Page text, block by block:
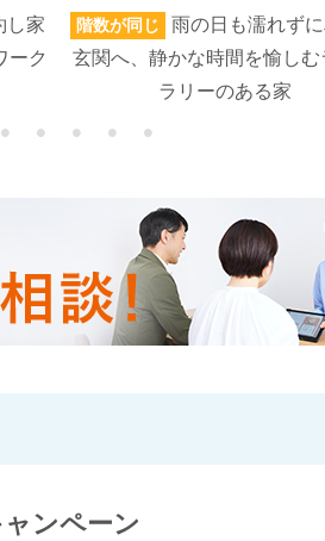
し家
ーク
階数が同じ
雨の日も濡れず
玄関へ、静かな時間を愉しむ
ラリーのある家
ャンペーン